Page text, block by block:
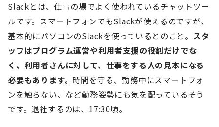
Slackとは、仕事の場でよく使われているチャットツー
ルです。スマートフォンでもSlackが使えるのですが、
基本的にパソコンのSlackを使っているとのこと。 スタ
ッフはプログラム運営や利用者支援の役割だけでな
く、利用者さんに対して、仕事をする人の見本になる
必要もあります。 時間を守る、勤務中にスマートフォ
ンを触らない、など勤務姿勢にも気を配っているそう
です。退社するのは、17:30頃。